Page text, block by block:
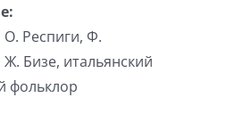
Респиги, Ф.
Бизе, итальянский
фольклор